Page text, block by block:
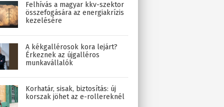
Felhívás a magyar kkv-szektor
összefogására az energiakrízis
kezelésére
A kékgallérosok kora lejárt?
Érkeznek az újgalléros
munkavállalók
Korhatár, sisak, biztosítás: új
korszak jöhet az e-rollereknél